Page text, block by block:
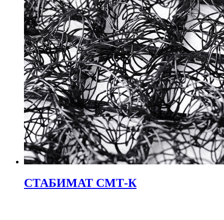
СТАБИМАТ СМТ-К